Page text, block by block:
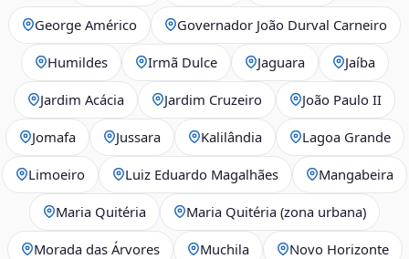
George Américo Governador João Durval Carneiro
Humildes Irmã Dulce Jaguara Jaíba
Jardim Acácia Jardim Cruzeiro João Paulo II
Jomafa Jussara Kalilândia Lagoa Grande
Limoeiro Luiz Eduardo Magalhães Mangabeira
Maria Quitéria Maria Quitéria (zona urbana)
Morada das Árvores Muchila Novo Horizonte